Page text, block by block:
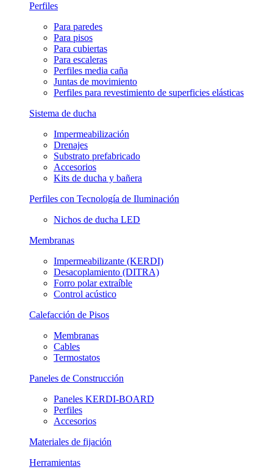
Perfiles
Para paredes
Para pisos
Para cubiertas
Para escaleras
Perfiles media caña
Juntas de movimiento
Perfiles para revestimiento de superficies elásticas
Sistema de ducha
Impermeabilización
Drenajes
Substrato prefabricado
Accesorios
Kits de ducha y bañera
Perfiles con Tecnología de Iluminación
Nichos de ducha LED
Membranas
Impermeabilizante (KERDI)
Desacoplamiento (DITRA)
Forro polar extraíble
Control acústico
Calefacción de Pisos
Membranas
Cables
Termostatos
Paneles de Construcción
Paneles KERDI-BOARD
Perfiles
Accesorios
Materiales de fijación
Herramientas